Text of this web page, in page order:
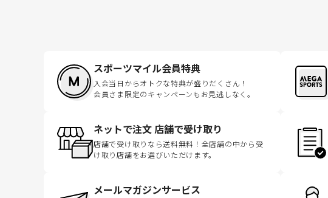
スポーツマイル会員特典
入会当日からオトクな特典が盛りだくさん！
会員さま限定のキャンペーンもお見逃しなく。
ネットで注文 店舗で受け取り
店舗で受け取りなら送料無料！全店舗の中から受
け取り店舗をお選びいただけます。
メールマガジンサービス